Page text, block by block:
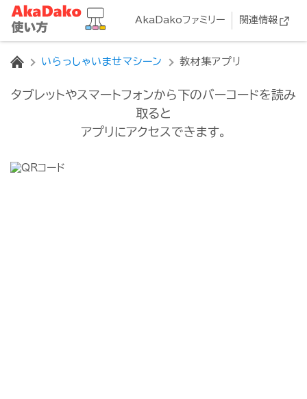
AkaDakoファミリー 関連情報
HOME
いらっしゃいませマシーン 教材集アプリ
タブレットやスマートフォンから下のバーコードを読み
取ると
アプリにアクセスできます。